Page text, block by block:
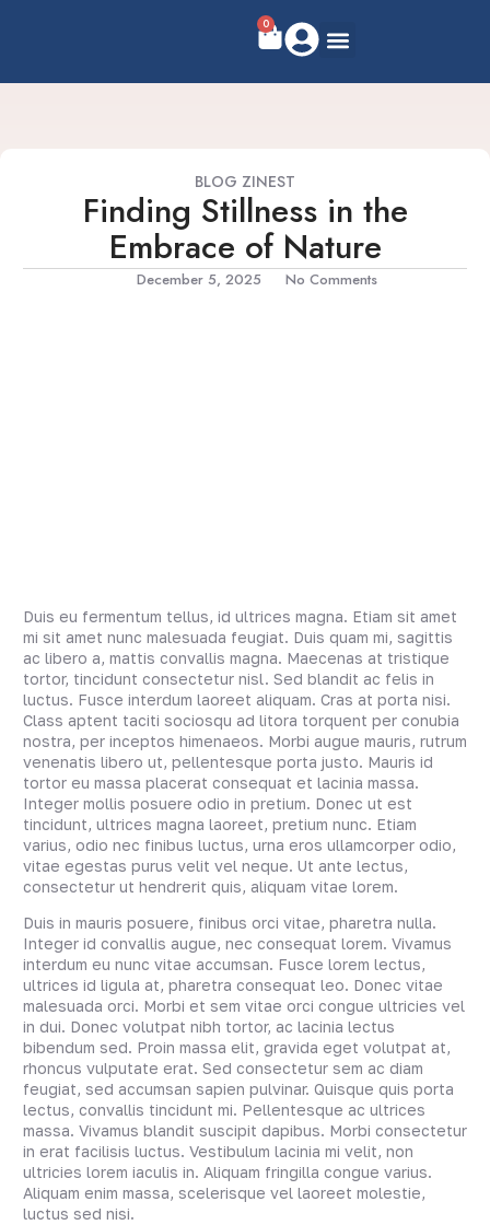
0
BLOG ZINEST
Finding Stillness in the
Embrace of Nature
December 5, 2025 No Comments
Duis eu fermentum tellus, id ultrices magna. Etiam sit amet
mi sit amet nunc malesuada feugiat. Duis quam mi, sagittis
ac libero a, mattis convallis magna. Maecenas at tristique
tortor, tincidunt consectetur nisl. Sed blandit ac felis in
luctus. Fusce interdum laoreet aliquam. Cras at porta nisi.
Class aptent taciti sociosqu ad litora torquent per conubia
nostra, per inceptos himenaeos. Morbi augue mauris, rutrum
venenatis libero ut, pellentesque porta justo. Mauris id
tortor eu massa placerat consequat et lacinia massa.
Integer mollis posuere odio in pretium. Donec ut est
tincidunt, ultrices magna laoreet, pretium nunc. Etiam
varius, odio nec finibus luctus, urna eros ullamcorper odio,
vitae egestas purus velit vel neque. Ut ante lectus,
consectetur ut hendrerit quis, aliquam vitae lorem.
Duis in mauris posuere, finibus orci vitae, pharetra nulla.
Integer id convallis augue, nec consequat lorem. Vivamus
interdum eu nunc vitae accumsan. Fusce lorem lectus,
ultrices id ligula at, pharetra consequat leo. Donec vitae
malesuada orci. Morbi et sem vitae orci congue ultricies vel
in dui. Donec volutpat nibh tortor, ac lacinia lectus
bibendum sed. Proin massa elit, gravida eget volutpat at,
rhoncus vulputate erat. Sed consectetur sem ac diam
feugiat, sed accumsan sapien pulvinar. Quisque quis porta
lectus, convallis tincidunt mi. Pellentesque ac ultrices
massa. Vivamus blandit suscipit dapibus. Morbi consectetur
in erat facilisis luctus. Vestibulum lacinia mi velit, non
ultricies lorem iaculis in. Aliquam fringilla congue varius.
Aliquam enim massa, scelerisque vel laoreet molestie,
luctus sed nisi.